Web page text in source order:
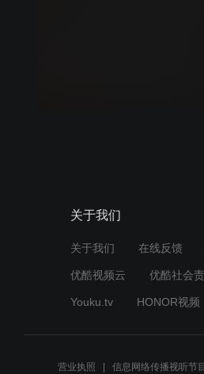
关于我们
关于我们 在线反馈
优酷视频云 优酷社会
Youku.tv HONOR视频
营业执照 信息网络传播视听节